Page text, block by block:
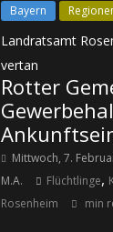
Bayern
Landratsamt
vertan
Rotter
Mittwoch, 7.
M.A.
Flüchtlinge,
Rosenheim min